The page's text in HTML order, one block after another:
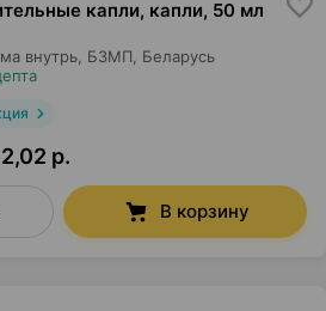
капли, капли, 50 мл
внутрь, БЗМП , Беларусь
р.
В корзину